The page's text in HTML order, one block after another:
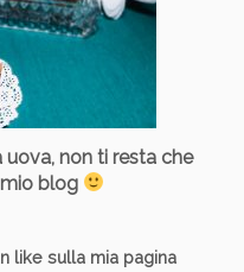
non ti resta che
blog
like sulla mia pagina